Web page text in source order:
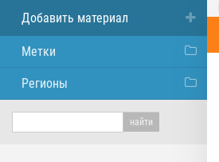
Добавить материал
Метки
Регионы